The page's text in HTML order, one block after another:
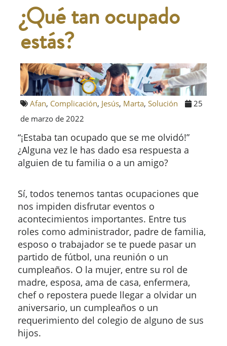
¿Qué tan ocupado
estás?
Afan, Complicación, Jesús, Marta, Solución
25
de marzo de 2022
“¡Estaba tan ocupado que se me olvidó!”
¿Alguna vez le has dado esa respuesta a
alguien de tu familia o a un amigo?
Sí, todos tenemos tantas ocupaciones que
nos impiden disfrutar eventos o
acontecimientos importantes. Entre tus
roles como administrador, padre de familia,
esposo o trabajador se te puede pasar un
partido de fútbol, una reunión o un
cumpleaños. O la mujer, entre su rol de
madre, esposa, ama de casa, enfermera,
chef o repostera puede llegar a olvidar un
aniversario, un cumpleaños o un
requerimiento del colegio de alguno de sus
hijos.